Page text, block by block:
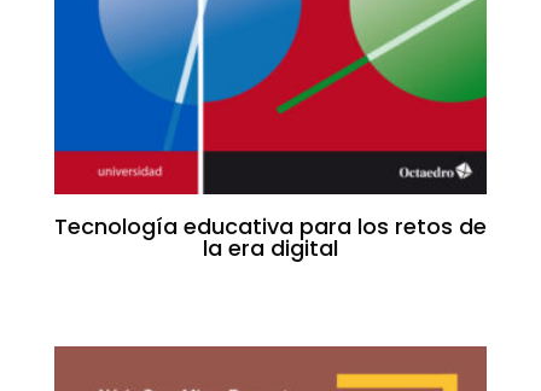
Tecnología educativa para los retos de
la era digital